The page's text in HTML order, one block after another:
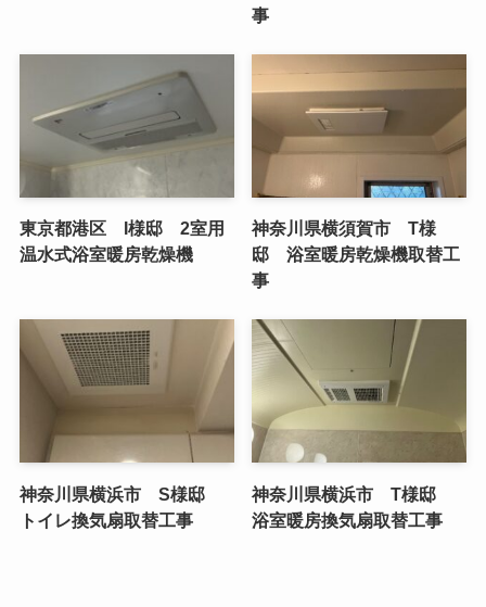
事
東京都港区 I様邸 2室用
温水式浴室暖房乾燥機
神奈川県横須賀市 T様
邸 浴室暖房乾燥機取替工
事
神奈川県横浜市 S様邸
トイレ換気扇取替工事
神奈川県横浜市 T様邸
浴室暖房換気扇取替工事